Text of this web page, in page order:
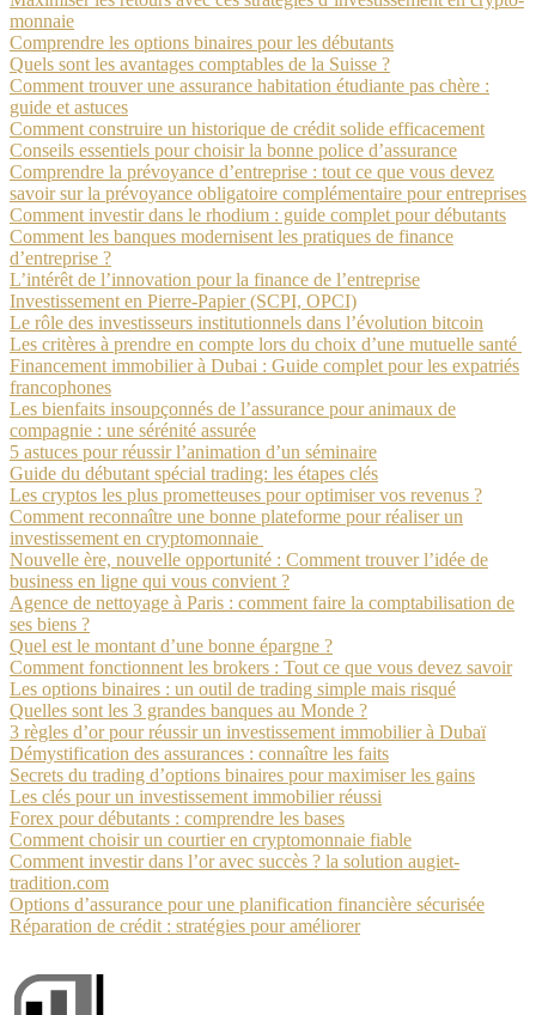
monnaie
Comprendre les options binaires pour les débutants
Quels sont les avantages comptables de la Suisse ?
Comment trouver une assurance habitation étudiante pas chère :
guide et astuces
Comment construire un historique de crédit solide efficacement
Conseils essentiels pour choisir la bonne police d’assurance
Comprendre la prévoyance d’entreprise : tout ce que vous devez
savoir sur la prévoyance obligatoire complémentaire pour entreprises
Comment investir dans le rhodium : guide complet pour débutants
Comment les banques modernisent les pratiques de finance
d’entreprise ?
L’intérêt de l’innovation pour la finance de l’entreprise
Investissement en Pierre-Papier (SCPI, OPCI)
Le rôle des investisseurs institutionnels dans l’évolution bitcoin
Les critères à prendre en compte lors du choix d’une mutuelle santé
Financement immobilier à Dubai : Guide complet pour les expatriés
francophones
Les bienfaits insoupçonnés de l’assurance pour animaux de
compagnie : une sérénité assurée
5 astuces pour réussir l’animation d’un séminaire
Guide du débutant spécial trading: les étapes clés
Les cryptos les plus prometteuses pour optimiser vos revenus ?
Comment reconnaître une bonne plateforme pour réaliser un
investissement en cryptomonnaie
Nouvelle ère, nouvelle opportunité : Comment trouver l’idée de
business en ligne qui vous convient ?
Agence de nettoyage à Paris : comment faire la comptabilisation de
ses biens ?
Quel est le montant d’une bonne épargne ?
Comment fonctionnent les brokers : Tout ce que vous devez savoir
Les options binaires : un outil de trading simple mais risqué
Quelles sont les 3 grandes banques au Monde ?
3 règles d’or pour réussir un investissement immobilier à Dubaï
Démystification des assurances : connaître les faits
Secrets du trading d’options binaires pour maximiser les gains
Les clés pour un investissement immobilier réussi
Forex pour débutants : comprendre les bases
Comment choisir un courtier en cryptomonnaie fiable
Comment investir dans l’or avec succès ? la solution augiet-
tradition.com
Options d’assurance pour une planification financière sécurisée
Réparation de crédit : stratégies pour améliorer